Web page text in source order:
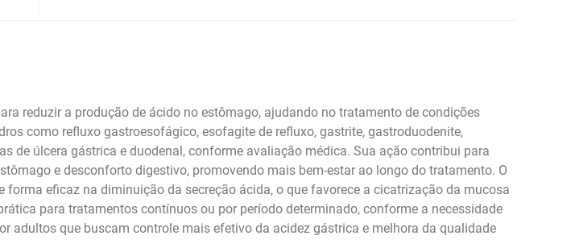
reduzir a produção de ácido no estômago, ajudando no tratamento de condições
como refluxo gastroesofágico, esofagite de refluxo, gastrite, gastroduodenite,
de úlcera gástrica e duodenal, conforme avaliação médica. Sua ação contribui para
e desconforto digestivo, promovendo mais bem-estar ao longo do tratamento. O
eficaz na diminuição da secreção ácida, o que favorece a cicatrização da mucosa
para tratamentos contínuos ou por período determinado, conforme a necessidade
adultos que buscam controle mais efetivo da acidez gástrica e melhora da qualidade